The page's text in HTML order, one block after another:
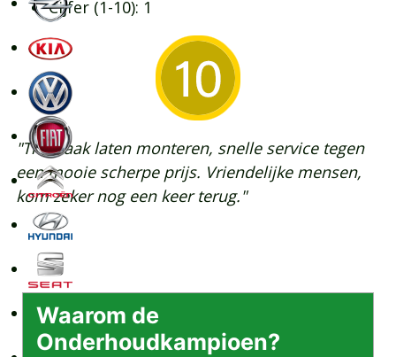
Cijfer (1-10): 1
"Trekhaak laten monteren, snelle service tegen
een mooie scherpe prijs. Vriendelijke mensen,
kom zeker nog een keer terug."
Waarom de
Onderhoudkampioen?